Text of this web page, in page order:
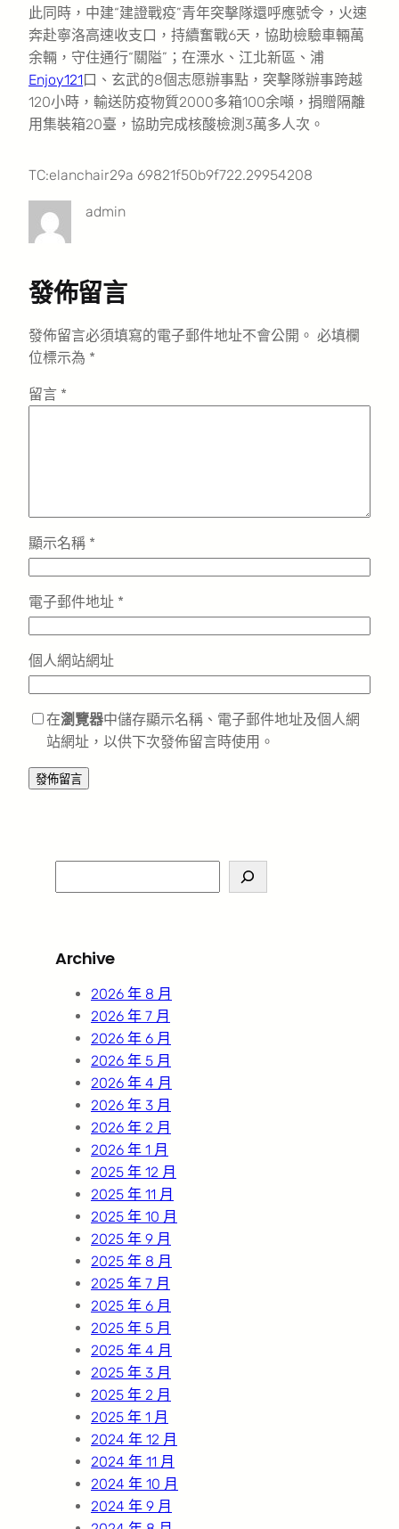
此同時，中建“建證戰疫”青年突擊隊還呼應號令，火速
奔赴寧洛高速收支口，持續奮戰6天，協助檢驗車輛萬
余輛，守住通行“關隘”；在溧水、江北新區、浦
Enjoy121口、玄武的8個志愿辦事點，突擊隊辦事跨越
120小時，輸送防疫物質2000多箱100余噸，捐贈隔離
用集裝箱20臺，協助完成核酸檢測3萬多人次。
TC:elanchair29a 69821f50b9f722.29954208
admin
發佈留言
發佈留言必須填寫的電子郵件地址不會公開。 必填欄
位標示為 *
留言 *
顯示名稱 *
電子郵件地址 *
個人網站網址
在瀏覽器中儲存顯示名稱、電子郵件地址及個人網
站網址，以供下次發佈留言時使用。
e
c
Archive
2026 年 8 月
2026 年 7 月
2026 年 6 月
2026 年 5 月
2026 年 4 月
2026 年 3 月
2026 年 2 月
2026 年 1 月
2025 年 12 月
2025 年 11 月
2025 年 10 月
2025 年 9 月
2025 年 8 月
2025 年 7 月
2025 年 6 月
2025 年 5 月
2025 年 4 月
2025 年 3 月
2025 年 2 月
2025 年 1 月
2024 年 12 月
2024 年 11 月
2024 年 10 月
2024 年 9 月